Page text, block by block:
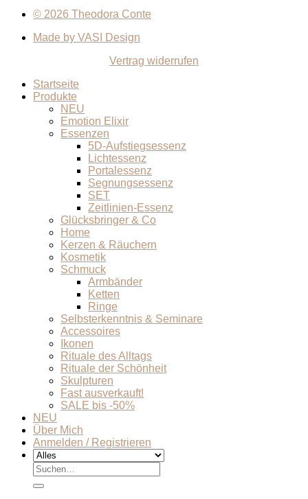
© 2026 Theodora Conte
Made by VASI Design
Vertrag widerrufen
Startseite
Produkte
NEU
Emotion Elixir
Essenzen
5D-Aufstiegsessenz
Lichtessenz
Portalessenz
Segnungsessenz
SET
Zeitlinien-Essenz
Glücksbringer & Co
Home
Kerzen & Räuchern
Kosmetik
Schmuck
Armbänder
Ketten
Ringe
Selbsterkenntnis & Seminare
Accessoires
Ikonen
Rituale des Alltags
Rituale der Schönheit
Skulpturen
Fast ausverkauft!
SALE bis -50%
NEU
Über Mich
Anmelden / Registrieren
Suchen
nach: